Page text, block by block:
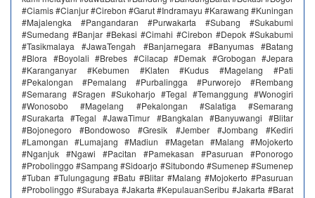
#Ciamis #Cianjur #Cirebon #Garut #Indramayu #Karawang #Kuningan
#Majalengka #Pangandaran #Purwakarta #Subang #Sukabumi
#Sumedang #Banjar #Bekasi #Cimahi #Cirebon #Depok #Sukabumi
#Tasikmalaya #JawaTengah #Banjarnegara #Banyumas #Batang
#Blora #Boyolali #Brebes #Cilacap #Demak #Grobogan #Jepara
#Karanganyar #Kebumen #Klaten #Kudus #Magelang #Pati
#Pekalongan #Pemalang #Purbalingga #Purworejo #Rembang
#Semarang #Sragen #Sukoharjo #Tegal #Temanggung #Wonogiri
#Wonosobo #Magelang #Pekalongan #Salatiga #Semarang
#Surakarta #Tegal #JawaTimur #Bangkalan #Banyuwangi #Blitar
#Bojonegoro #Bondowoso #Gresik #Jember #Jombang #Kediri
#Lamongan #Lumajang #Madiun #Magetan #Malang #Mojokerto
#Nganjuk #Ngawi #Pacitan #Pamekasan #Pasuruan #Ponorogo
#Probolinggo #Sampang #Sidoarjo #Situbondo #Sumenep #Sumenep
#Tuban #Tulungagung #Batu #Blitar #Malang #Mojokerto #Pasuruan
#Probolinggo #Surabaya #Jakarta #KepulauanSeribu #Jakarta #Barat